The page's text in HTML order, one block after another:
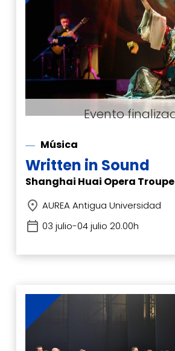
Música
Written in Sound
Shanghai Huai Opera Troupe
AUREA Antigua Universidad
03 julio-04 julio 20.00h